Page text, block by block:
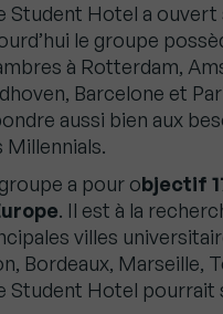
Student Hotel a ouvert
le groupe
à Rotterdam,
Barcelone et
aussi bien aux
Millennials.
a pour objectif
. Il est à la
villes
Bordeaux, Marseille,
Student Hotel pourrait